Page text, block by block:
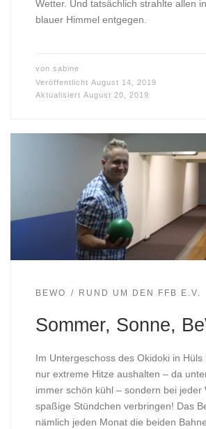
Wetter. Und tatsächlich strahlte allen
blauer Himmel entgegen.
von sabine
Veröffentlicht August 14, 2019
Aktualisiert August 20, 2019
BEWO RUND UM DEN FFB E.V.
Sommer, Sonne,
Im Untergeschoss des Okidoki in Hüls
nur extreme Hitze aushalten – da
immer schön kühl – sondern bei jeder
spaßige Stündchen verbringen! Das
nämlich jeden Monat die beiden